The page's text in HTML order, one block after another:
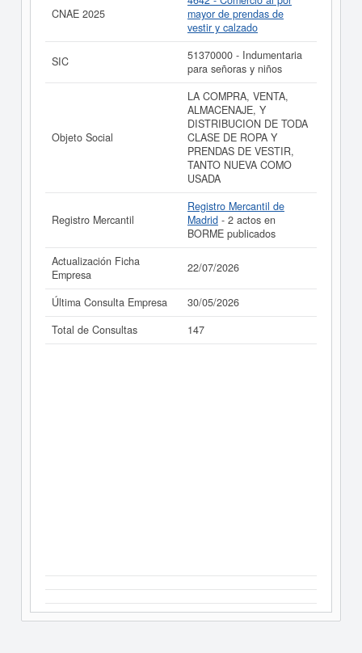
CNAE 2025
mayor de prendas de
vestir y calzado
SIC
51370000 - Indumentaria
para señoras y niños
Objeto Social
LA COMPRA, VENTA,
ALMACENAJE, Y
DISTRIBUCION DE TODA
CLASE DE ROPA Y
PRENDAS DE VESTIR,
TANTO NUEVA COMO
USADA
Registro Mercantil
Registro Mercantil de
Madrid - 2 actos en
BORME publicados
Actualización Ficha
Empresa
22/07/2026
Última Consulta Empresa
30/05/2026
Total de Consultas
147